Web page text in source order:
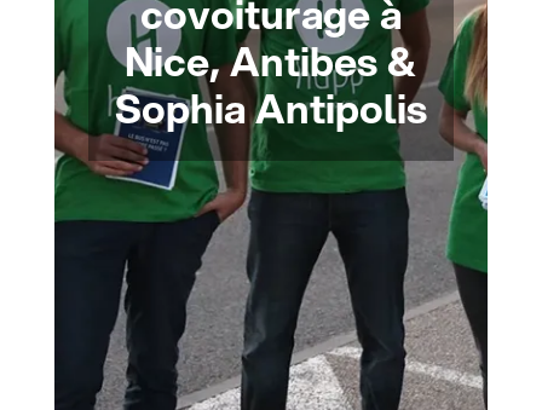
covoiturage à
Nice, Antibes &
Sophia Antipolis